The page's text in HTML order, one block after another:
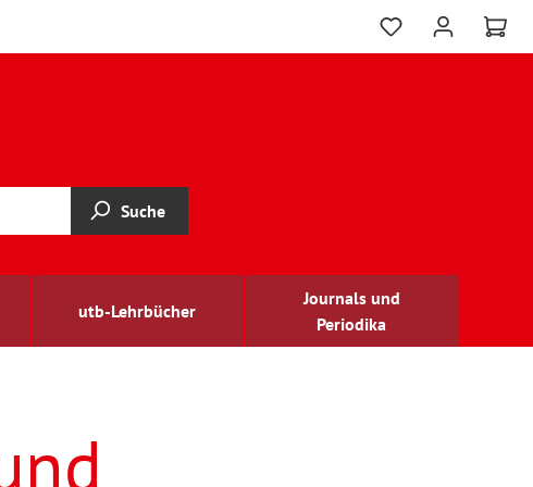
Suche
utb-Lehrbücher
Journals und
Periodika